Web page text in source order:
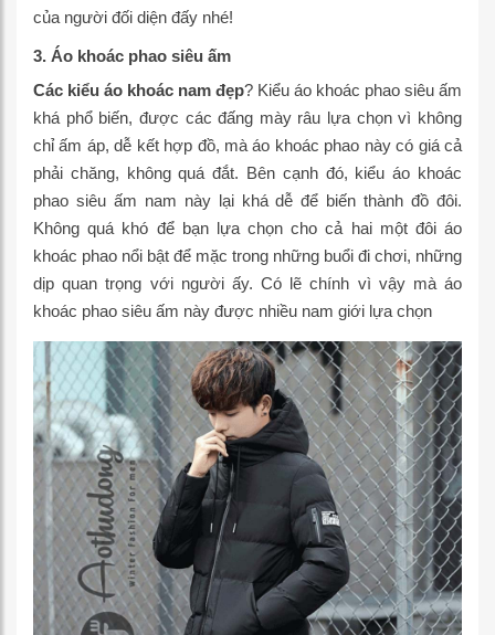
của người đối diện đấy nhé!
3. Áo khoác phao siêu ấm
Các kiểu áo khoác nam đẹp? Kiểu áo khoác phao siêu ấm
khá phổ biến, được các đấng mày râu lựa chọn vì không
chỉ ấm áp, dễ kết hợp đồ, mà áo khoác phao này có giá cả
phải chăng, không quá đắt. Bên cạnh đó, kiểu áo khoác
phao siêu ấm nam này lại khá dễ để biến thành đồ đôi.
Không quá khó để bạn lựa chọn cho cả hai một đôi áo
khoác phao nổi bật để mặc trong những buổi đi chơi, những
dịp quan trọng với người ấy. Có lẽ chính vì vậy mà áo
khoác phao siêu ấm này được nhiều nam giới lựa chọn